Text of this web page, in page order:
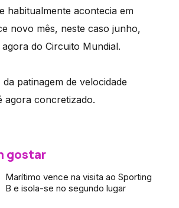
habitualmente acontecia em
novo mês, neste caso junho,
do Circuito Mundial.
patinagem de velocidade
agora concretizado.
gostar
Marítimo vence na visita ao Sporting
B e isola-se no segundo lugar